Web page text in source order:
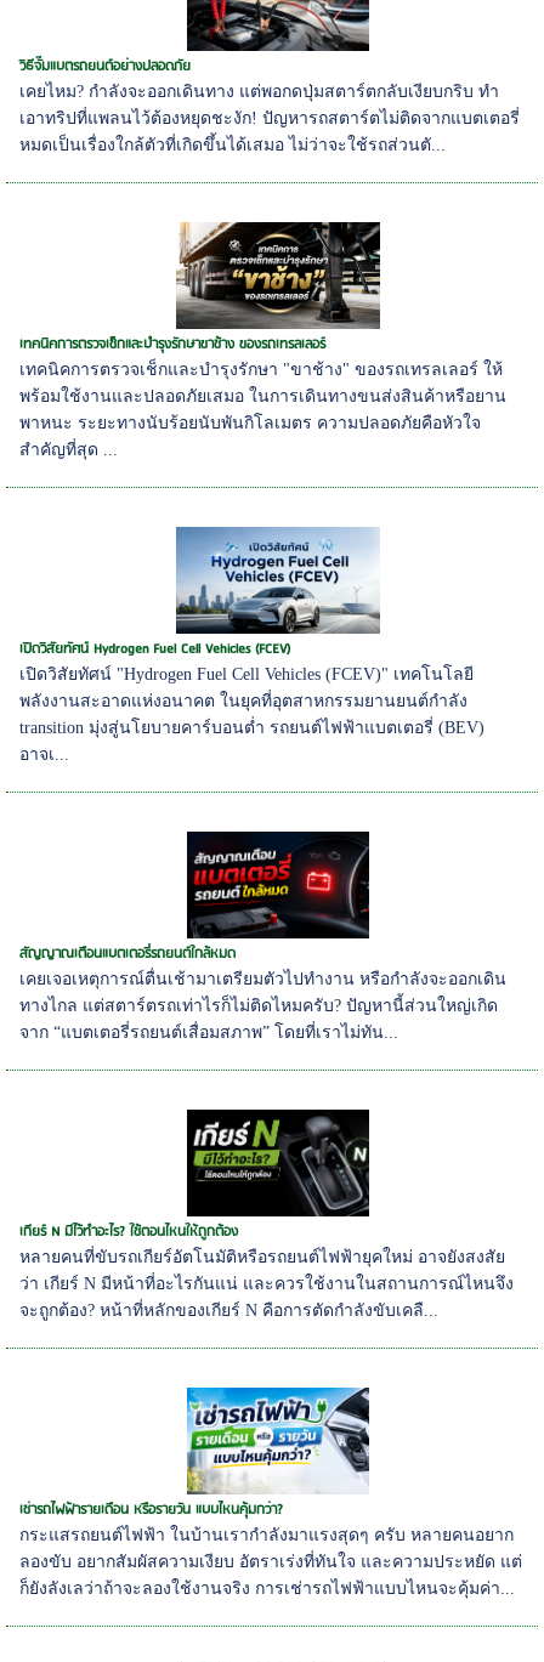
วิธีจั๊มแบตรถยนต์อย่างปลอดภัย
เคยไหม? กำลังจะออกเดินทาง แต่พอกดปุ่มสตาร์ตกลับเงียบกริบ ทำ
เอาทริปที่แพลนไว้ต้องหยุดชะงัก! ปัญหารถสตาร์ตไม่ติดจากแบตเตอรี่
หมดเป็นเรื่องใกล้ตัวที่เกิดขึ้นได้เสมอ ไม่ว่าจะใช้รถส่วนตั...
เทคนิคการตรวจเช็กและบำรุงรักษาขาช้าง ของรถเทรลเลอร์
เทคนิคการตรวจเช็กและบำรุงรักษา "ขาช้าง" ของรถเทรลเลอร์ ให้
พร้อมใช้งานและปลอดภัยเสมอ ในการเดินทางขนส่งสินค้าหรือยาน
พาหนะ ระยะทางนับร้อยนับพันกิโลเมตร ความปลอดภัยคือหัวใจ
สำคัญที่สุด ...
เปิดวิสัยทัศน์ Hydrogen Fuel Cell Vehicles (FCEV)
เปิดวิสัยทัศน์ "Hydrogen Fuel Cell Vehicles (FCEV)" เทคโนโลยี
พลังงานสะอาดแห่งอนาคต ในยุคที่อุตสาหกรรมยานยนต์กำลัง
transition มุ่งสู่นโยบายคาร์บอนต่ำ รถยนต์ไฟฟ้าแบตเตอรี่ (BEV)
อาจเ...
สัญญาณเตือนแบตเตอรี่รถยนต์ใกล้หมด
เคยเจอเหตุการณ์ตื่นเช้ามาเตรียมตัวไปทำงาน หรือกำลังจะออกเดิน
ทางไกล แต่สตาร์ตรถเท่าไรก็ไม่ติดไหมครับ? ปัญหานี้ส่วนใหญ่เกิด
จาก “แบตเตอรี่รถยนต์เสื่อมสภาพ” โดยที่เราไม่ทัน...
เกียร์ N มีไว้ทำอะไร? ใช้ตอนไหนให้ถูกต้อง
หลายคนที่ขับรถเกียร์อัตโนมัติหรือรถยนต์ไฟฟ้ายุคใหม่ อาจยังสงสัย
ว่า เกียร์ N มีหน้าที่อะไรกันแน่ และควรใช้งานในสถานการณ์ไหนจึง
จะถูกต้อง? หน้าที่หลักของเกียร์ N คือการตัดกำลังขับเคลื...
เช่ารถไฟฟ้ารายเดือน หรือรายวัน แบบไหนคุ้มกว่า?
กระแสรถยนต์ไฟฟ้า ในบ้านเรากำลังมาแรงสุดๆ ครับ หลายคนอยาก
ลองขับ อยากสัมผัสความเงียบ อัตราเร่งที่ทันใจ และความประหยัด แต่
ก็ยังลังเลว่าถ้าจะลองใช้งานจริง การเช่ารถไฟฟ้าแบบไหนจะคุ้มค่า...